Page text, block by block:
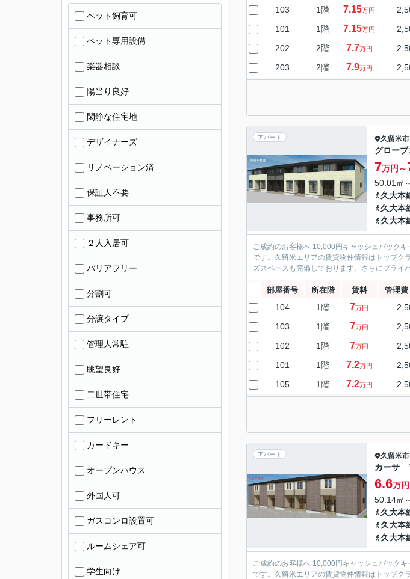
103 1階 7.15万円
101 1階 7.15万円
202 2階 7.7万円
203 2階 7.9万円
アパート 久留米市
グロー
7万円～
50.01㎡
久大本
久大本
久大本
ご成約のお客様へ 10,000円キャッシュバック
です。久留米エリアの賃貸物件情報はトップク
ズスペースも完備しております。さらにプライ
部屋番号 所在階 賃料 管理費
104 1階 7万円
103 1階 7万円
102 1階 7万円
101 1階 7.2万円
105 1階 7.2万円
アパート 久留米市
カーサ
6.6万
50.14㎡
久大本
久大本
久大本
ご成約のお客様へ 10,000円キャッシュバック
です。久留米エリアの賃貸物件情報はトップク
ペット飼育可
ペット専用設備
楽器相談
陽当り良好
閑静な住宅地
デザイナーズ
リノベーション済
保証人不要
事務所可
２人入居可
バリアフリー
分割可
分譲タイプ
管理人常駐
眺望良好
二世帯住宅
フリーレント
カードキー
オープンハウス
外国人可
ガスコンロ設置可
ルームシェア可
学生向け